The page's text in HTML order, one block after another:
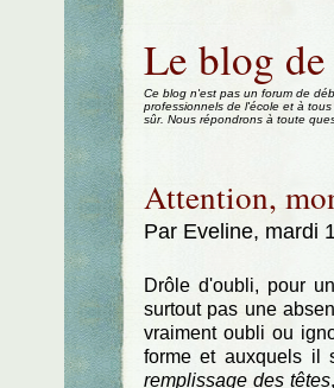
Aller au contenu
Le blog
Ce blog n'est pas un forum de
professionnels de l'école et à
sûr. Nous répondrons à toute
Attention,
Par Eveline, mardi
Drôle d'oubli, pour
surtout pas une
vraiment oubli ou
forme et auxquels il
remplissage des têtes